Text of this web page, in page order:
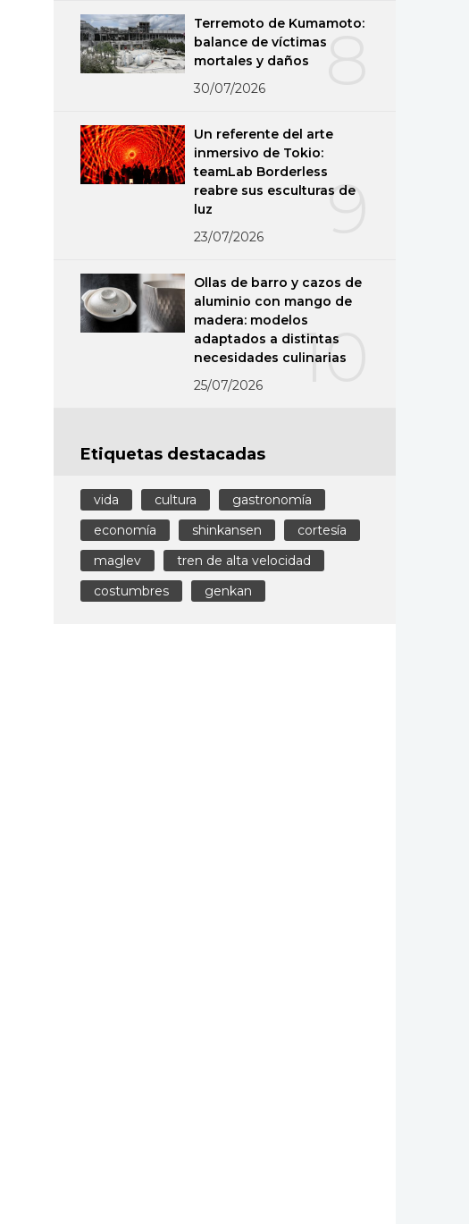
8
Terremoto de Kumamoto:
balance de víctimas
mortales y daños
30/07/2026
9
Un referente del arte
inmersivo de Tokio:
teamLab Borderless
reabre sus esculturas de
luz
23/07/2026
10
Ollas de barro y cazos de
aluminio con mango de
madera: modelos
adaptados a distintas
necesidades culinarias
25/07/2026
Etiquetas destacadas
vida cultura
gastronomía
economía
shinkansen
cortesía
maglev
tren de alta velocidad
costumbres
genkan